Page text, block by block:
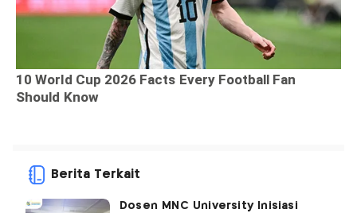
Berita Terkait
Dosen MNC University Inisiasi